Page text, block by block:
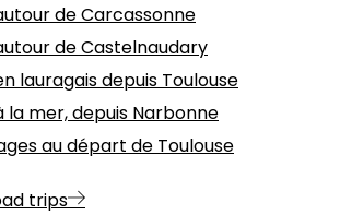
de Carcassonne
de Castelnaudary
lauragais depuis Toulouse
la mer, depuis Narbonne
au départ de Toulouse
trips